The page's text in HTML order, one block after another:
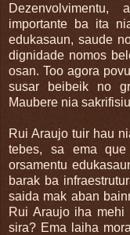
importante ba ita
edukasaun, saude
dignidade nomos
osan. Too agora
susar beibeik no
Maubere nia
Rui Araujo tuir hau
tebes, sa ema
orsamentu
barak ba
saida mak aban
Rui Araujo iha
sira? Ema laiha